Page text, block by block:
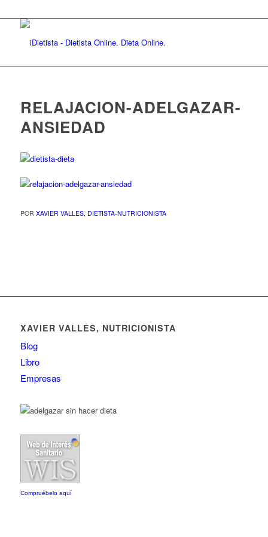
RELAJACION-ADELGAZAR-
ANSIEDAD
POR XAVIER VALLES, DIETISTA-NUTRICIONISTA
XAVIER VALLÉS, NUTRICIONISTA
Blog
Libro
Empresas
Compruébelo aquí